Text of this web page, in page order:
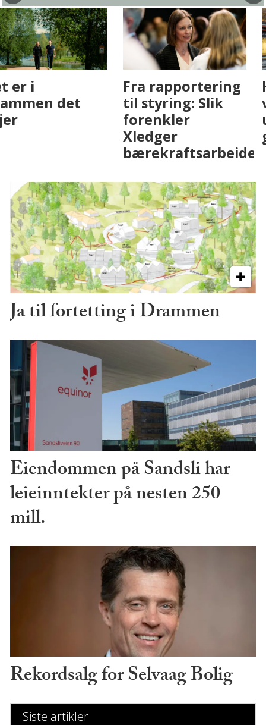
Fenistra endrer
eiendomsbransjen
med AI. Slik ser vi
Det er i
Drammen det
skjer
Ja til fortetting i Drammen
Eiendommen på Sandsli har
leieinntekter på nesten 250
mill.
Rekordsalg for Selvaag Bolig
Siste artikler